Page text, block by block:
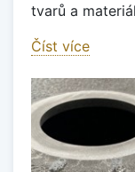
tvarů a
Číst více